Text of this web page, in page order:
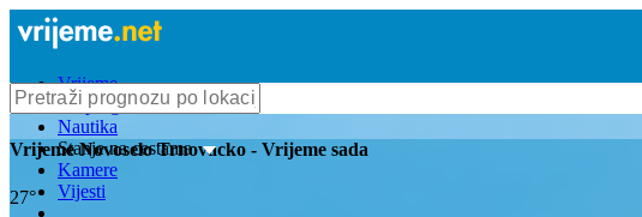
Vrijeme
Bioprognoza
Nautika
Stanje na cestama
Kamere
Vijesti
VrijemeNovoselo Trnovacko - Vrijeme sada
27°